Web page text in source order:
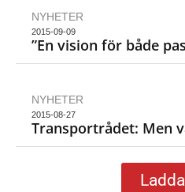
NYHETER
2015-09-09
”En vision för både
NYHETER
2015-08-27
Transportrådet: Men